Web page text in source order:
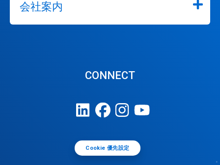
会社案内
CONNECT
Cookie 優先設定